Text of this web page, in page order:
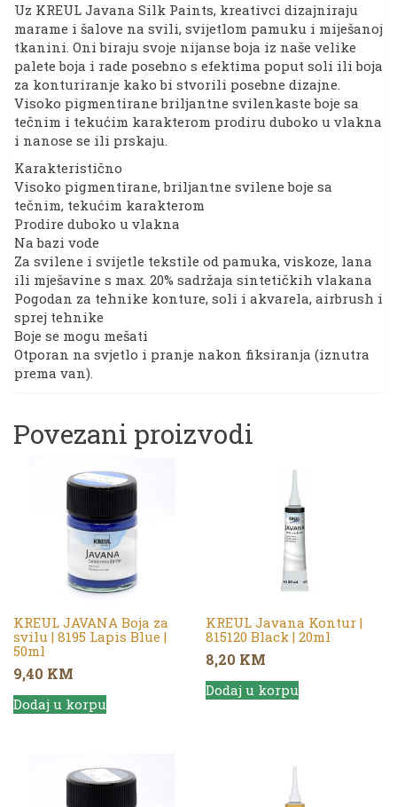
Uz KREUL Javana Silk Paints, kreativci dizajniraju
marame i šalove na svili, svijetlom pamuku i miješanoj
tkanini. Oni biraju svoje nijanse boja iz naše velike
palete boja i rade posebno s efektima poput soli ili boja
za konturiranje kako bi stvorili posebne dizajne.
Visoko pigmentirane briljantne svilenkaste boje sa
tečnim i tekućim karakterom prodiru duboko u vlakna
i nanose se ili prskaju.
Karakteristično
Visoko pigmentirane, briljantne svilene boje sa
tečnim, tekućim karakterom
Prodire duboko u vlakna
Na bazi vode
Za svilene i svijetle tekstile od pamuka, viskoze, lana
ili mješavine s max. 20% sadržaja sintetičkih vlakana
Pogodan za tehnike konture, soli i akvarela, airbrush i
sprej tehnike
Boje se mogu mešati
Otporan na svjetlo i pranje nakon fiksiranja (iznutra
prema van).
Povezani proizvodi
KREUL JAVANA Boja za
svilu | 8195 Lapis Blue |
50ml
9,40 KM
Dodaj u korpu
KREUL Javana Kontur |
815120 Black | 20ml
8,20 KM
Dodaj u korpu